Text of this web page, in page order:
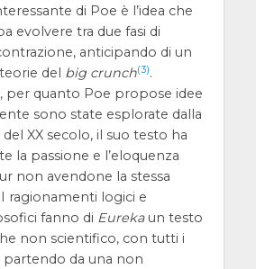
di Poe è l’idea che
evolvere tra due fasi di
anticipando di un
del big crunch(3).
, per quanto Poe propose idee
sono state esplorate dalla
XX secolo, il suo testo ha
la passione e l’eloquenza
non avendone la stessa
ragionamenti logici e
fanno di Eurekaun testo
non scientifico, con tutti i
partendo da una non